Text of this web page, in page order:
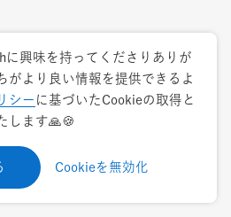
project
View more
project
次の実績を見る
に興味を持ってくださりありが
がより良い情報を提供できるよ
シー に基づいたCookieの取得と
します🙏🍪
Cookieを無効化